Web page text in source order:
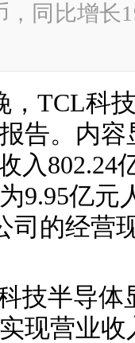
，同比增长
，TCL科
告。内
入802.24
9.95亿元
司的经营
技半导体
现营业